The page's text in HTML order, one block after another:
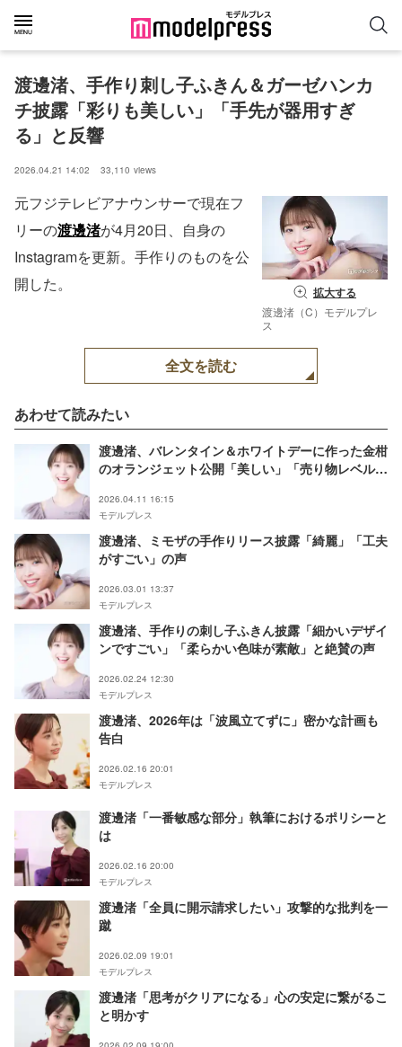
渡邊渚、手作り刺し子ふきん＆ガーゼハンカ
チ披露「彩りも美しい」「手先が器用すぎ
る」と反響
2026.04.21 14:02 33,110 views
拡大する
渡邊渚（C）モデルプレ
ス
元フジテレビアナウンサーで現在フ
リーの渡邊渚が4月20日、自身の
Instagramを更新。手作りのものを公
開した。
全文を読む
あわせて読みたい
渡邊渚、バレンタイン＆ホワイトデーに作った金柑
のオランジェット公開「美しい」「売り物レベル」
2026.04.11 16:15
モデルプレス
渡邊渚、ミモザの手作りリース披露「綺麗」「工夫
がすごい」の声
2026.03.01 13:37
モデルプレス
渡邊渚、手作りの刺し子ふきん披露「細かいデザイ
ンですごい」「柔らかい色味が素敵」と絶賛の声
2026.02.24 12:30
モデルプレス
渡邊渚、2026年は「波風立てずに」密かな計画も
告白
2026.02.16 20:01
モデルプレス
渡邊渚「一番敏感な部分」執筆におけるポリシーと
は
2026.02.16 20:00
モデルプレス
渡邊渚「全員に開示請求したい」攻撃的な批判を一
蹴
2026.02.09 19:01
モデルプレス
渡邊渚「思考がクリアになる」心の安定に繋がるこ
と明かす